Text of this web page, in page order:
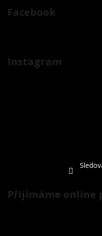
Facebook
Instagram
Přijímáme online